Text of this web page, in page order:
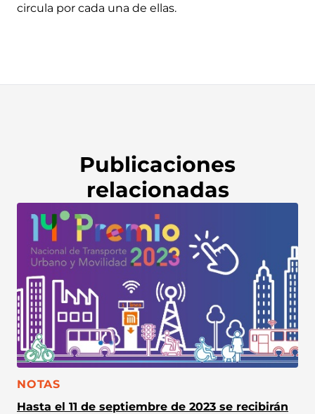
circula por cada una de ellas.
Publicaciones
relacionadas
CATEGORÍA:
NOTAS
Hasta el 11 de septiembre de 2023 se recibirán